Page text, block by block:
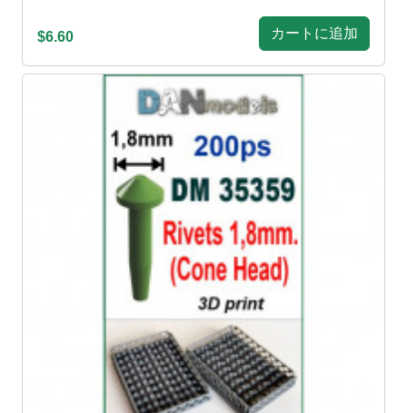
$6.60 カートに追加